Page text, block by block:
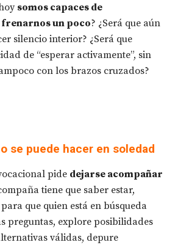
somos capaces de
un poco? ¿Será que aún
silencio interior? ¿Será que
de “esperar activamente”, sin
con los brazos cruzados?
se puede hacer en soledad
pide dejarse acompañar
tiene que saber estar,
que quien está en búsqueda
preguntas, explore posibilidades
válidas, depure